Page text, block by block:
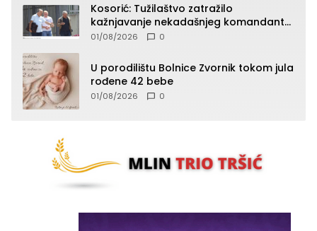
Kosorić: Tužilaštvo zatražilo
kažnjavanje nekadašnjeg komandanta
Vlaseničke brigade
01/08/2026 0
U porodilištu Bolnice Zvornik tokom jula
rođene 42 bebe
01/08/2026 0